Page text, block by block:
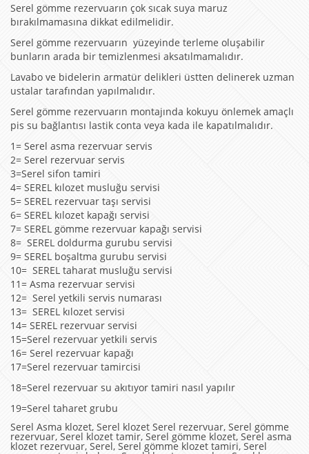
Serel gömme rezervuarın çok sıcak suya maruz
bırakılmamasına dikkat edilmelidir.
Serel gömme rezervuarın yüzeyinde terleme oluşabilir
bunların arada bir temizlenmesi aksatılmamalıdır.
Lavabo ve bidelerin armatür delikleri üstten delinerek uzman
ustalar tarafından yapılmalıdır.
Serel gömme rezervuarın montajında kokuyu önlemek amaçlı
pis su bağlantısı lastik conta veya kada ile kapatılmalıdır.
1= Serel asma rezervuar servis
2= Serel rezervuar servis
3=Serel sifon tamiri
4= SEREL kılozet musluğu servisi
5= SEREL rezervuar taşı servisi
6= SEREL kılozet kapağı servisi
7= SEREL gömme rezervuar kapağı servisi
8= SEREL doldurma gurubu servisi
9= SEREL boşaltma gurubu servisi
10= SEREL taharat musluğu servisi
11= Asma rezervuar servisi
12= Serel yetkili servis numarası
13= SEREL kılozet servisi
14= SEREL rezervuar servisi
15=Serel rezervuar yetkili servis
16= Serel rezervuar kapağı
17=Serel rezervuar tamircisi
18=Serel rezervuar su akıtıyor tamiri nasıl yapılır
19=Serel taharet grubu
Serel Asma klozet, Serel klozet Serel rezervuar, Serel gömme
rezervuar, Serel klozet tamir, Serel gömme klozet, Serel asma
klozet rezervuar, Serel, Serel gömme klozet tamiri, Serel